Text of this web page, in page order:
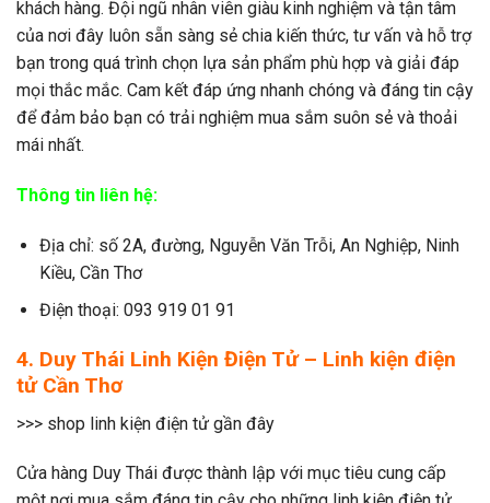
khách hàng. Đội ngũ nhân viên giàu kinh nghiệm và tận tâm
của nơi đây luôn sẵn sàng sẻ chia kiến thức, tư vấn và hỗ trợ
bạn trong quá trình chọn lựa sản phẩm phù hợp và giải đáp
mọi thắc mắc. Cam kết đáp ứng nhanh chóng và đáng tin cậy
để đảm bảo bạn có trải nghiệm mua sắm suôn sẻ và thoải
mái nhất.
Thông tin liên hệ:
Địa chỉ: số 2A, đường, Nguyễn Văn Trỗi, An Nghiệp, Ninh
Kiều, Cần Thơ
Điện thoại: 093 919 01 91
4. Duy Thái Linh Kiện Điện Tử – Linh kiện điện
tử Cần Thơ
>>> shop linh kiện điện tử gần đây
Cửa hàng Duy Thái được thành lập với mục tiêu cung cấp